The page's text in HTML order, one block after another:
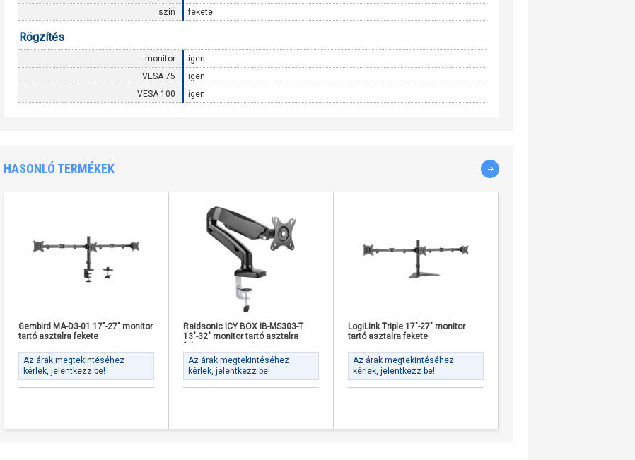
szín
fekete
Rögzítés
monitor
igen
VESA 75
igen
VESA 100
igen
HASONLÓ TERMÉKEK
Gembird MA-D3-01 17"-27" monitor
tartó asztalra fekete
Az árak megtekintéséhez
kérlek, jelentkezz be!
Raidsonic ICY BOX IB-MS303-T
13"-32" monitor tartó asztalra
fekete
Az árak megtekintéséhez
kérlek, jelentkezz be!
LogiLink Triple 17"-27" monitor
tartó asztalra fekete
Az árak megtekintéséhez
kérlek, jelentkezz be!